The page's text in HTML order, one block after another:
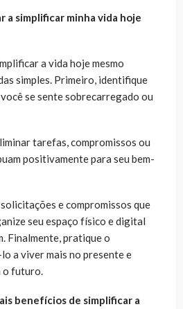
a simplificar minha vida hoje
a vida hoje mesmo
simples. Primeiro, identifique
se sente sobrecarregado ou
tarefas, compromissos ou
positivamente para seu bem-
solicitações e compromissos que
seu espaço físico e digital
Finalmente, pratique o
a viver mais no presente e
o futuro.
benefícios de simplificar a